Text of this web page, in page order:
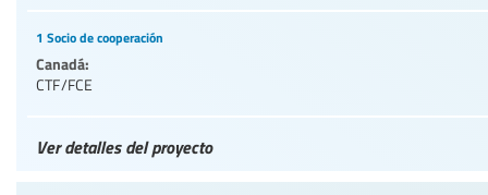
1 Socio de cooperación
Canadá:
CTF/FCE
Ver detalles del proyecto